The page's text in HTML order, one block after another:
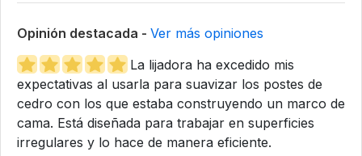
Opinión destacada - Ver más opiniones
La lijadora ha excedido mis
expectativas al usarla para suavizar los postes de
cedro con los que estaba construyendo un marco de
cama. Está diseñada para trabajar en superficies
irregulares y lo hace de manera eficiente.